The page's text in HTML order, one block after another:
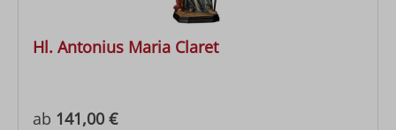
Hl. Antonius Maria Claret
Regulärer Preis:
ab 141,00 €